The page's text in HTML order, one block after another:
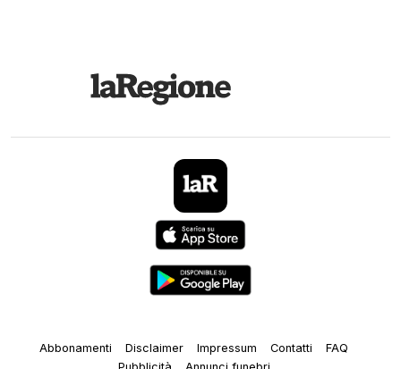
Abbonamenti Disclaimer Impressum Contatti
FAQ